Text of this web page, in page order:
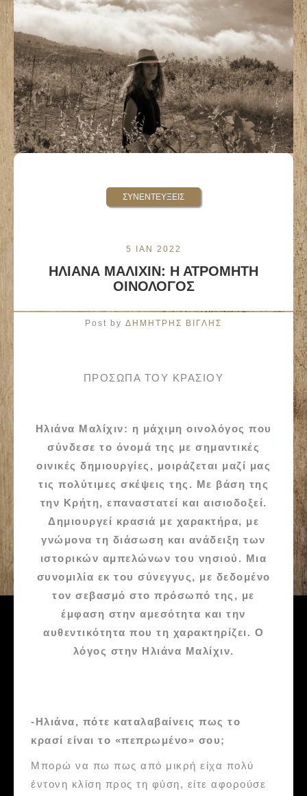
ΣΥΝΕΝΤΕΥΞΕΙΣ
5 ΙΑΝ 2022
ΗΛΙΑΝΑ ΜΑΛΙΧΙΝ: Η ΑΤΡΟΜΗΤΗ
ΟΙΝΟΛΟΓΟΣ
Post by ΔΗΜΗΤΡΗΣ ΒΙΓΛΗΣ
ΠΡΟΣΩΠΑ ΤΟΥ ΚΡΑΣΙΟΥ
Ηλιάνα Μαλίχιν: η μάχιμη οινολόγος που
σύνδεσε το όνομά της με σημαντικές
οινικές δημιουργίες, μοιράζεται μαζί μας
τις πολύτιμες σκέψεις της. Με βάση της
την Κρήτη, επαναστατεί και αισιοδοξεί.
Δημιουργεί κρασιά με χαρακτήρα, με
γνώμονα τη διάσωση και ανάδειξη των
ιστορικών αμπελώνων του νησιού. Μια
συνομιλία εκ του σύνεγγυς, με δεδομένο
τον σεβασμό στο πρόσωπό της, με
έμφαση στην αμεσότητα και την
αυθεντικότητα που τη χαρακτηρίζει. Ο
λόγος στην Ηλιάνα Μαλίχιν.
-Ηλιάνα, πότε καταλαβαίνεις πως το
κρασί είναι το «πεπρωμένο» σου;
Μπορώ να πω πως από μικρή είχα πολύ
έντονη κλίση προς τη φύση, είτε αφορούσε